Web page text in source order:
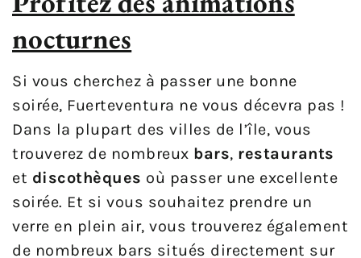
nocturnes
Si vous cherchez à passer une bonne
soirée, Fuerteventura ne vous décevra pas !
Dans la plupart des villes de l’île, vous
trouverez de nombreux bars, restaurants
et discothèques où passer une excellente
soirée. Et si vous souhaitez prendre un
verre en plein air, vous trouverez également
de nombreux bars situés directement sur